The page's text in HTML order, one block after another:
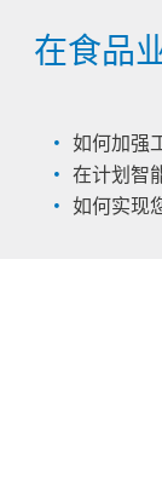
在食品
如何加强
在计划智
如何实现